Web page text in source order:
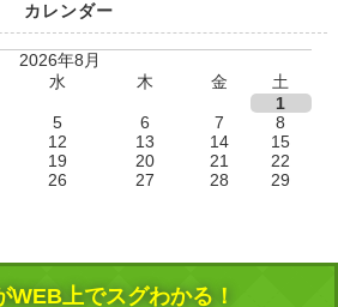
カレンダー
2026年8月
水 木 金
土
1
5 6 7
8
12 13 14
15
19 20 21
22
26 27 28
29
WEB上でスグわかる！